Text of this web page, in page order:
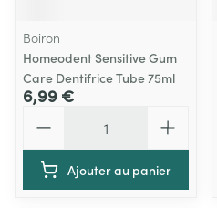
Boiron
Homeodent Sensitive Gum
Care Dentifrice Tube 75ml
6,99 €
Ajouter au panier